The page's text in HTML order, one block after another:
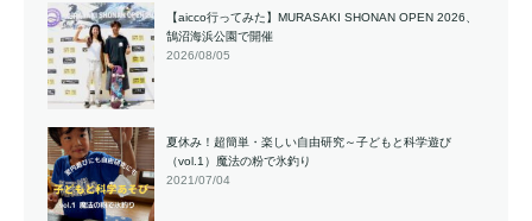
【aicco行ってみた】MURASAKI SHONAN OPEN 2026、
鵠沼海浜公園で開催
2026/08/05
夏休み！超簡単・楽しい自由研究～子どもと科学遊び
（vol.1）魔法の粉で氷釣り
2021/07/04